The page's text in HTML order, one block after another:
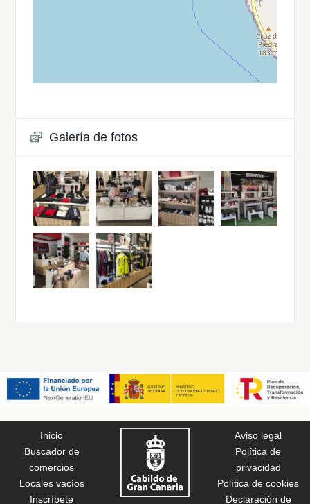
Galería de fotos
Inicio
Buscador de
comercios
Locales vacíos
Inscríbete
Aviso legal
Política de
privacidad
Política de cookies
Declaración de